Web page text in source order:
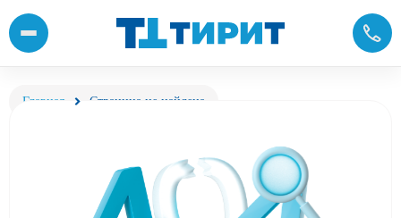
Главная Страница не найдена